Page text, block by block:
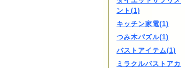
ント(1)
キッチン家電(1)
つみ木パズル(1)
バストアイテム(1)
ミラクルバストアカ